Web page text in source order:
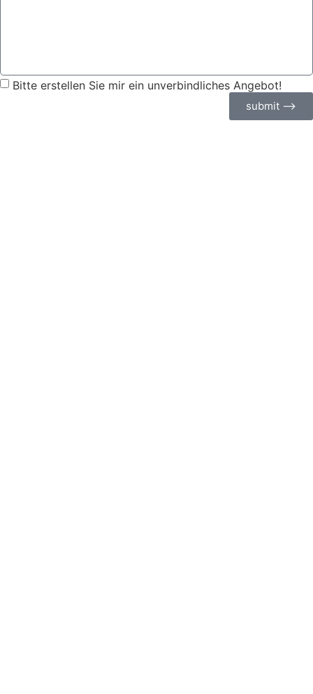
Bitte erstellen Sie mir ein unverbindliches Angebot!
submit ⟶